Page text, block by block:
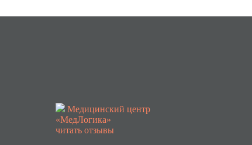
Медицинский центр
«МедЛогика»
читать отзывы